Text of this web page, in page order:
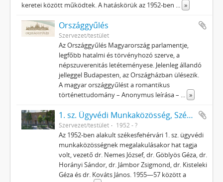
keretei között működtek. A hatáskörük az 1952-ben ... »
Országgyűlés
Szervezet/testület
Az Országgyűlés Magyarország parlamentje,
legfőbb hatalmi és törvényhozó szerve, a
népszuverenitás letéteményese. Jelenleg állandó
jelleggel Budapesten, az Országházban ülésezik.
A magyar országgyűlést a romantikus
történettudomány – Anonymus leírása – ... »
1. sz. Ügyvédi Munkaközösség, Székesfehérvár
Szervezet/testület 1952 - ?
Az 1952-ben alakult székesfehérvári 1. sz. ügyvédi
munkaközösségnek megalakulásakor hat tagja
volt, vezető dr. Nemes József, dr. Göblyös Géza, dr.
Horányi Sándor, dr. Jámbor Zsigmond, dr. Kisteleki
Géza és dr. Kováts János. 1955—57 között a